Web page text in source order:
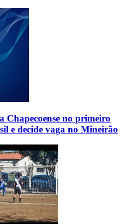
Chapecoense no primeiro
e decide vaga no Mineirão